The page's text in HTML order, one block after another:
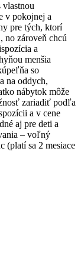
vlastnou
v pokojnej a
pre tých, ktorí
no zároveň chcú
a
menšia
so
na oddych,
nábytok môže
zariadiť podľa
a v cene
aj pre deti a
– voľný
(platí sa 2 mesiace